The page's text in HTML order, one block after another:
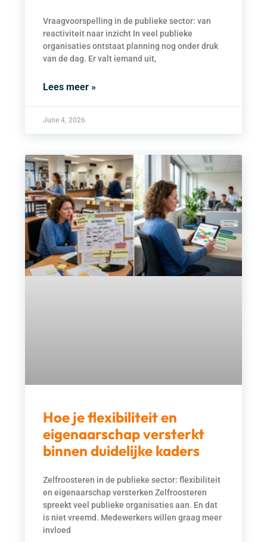
Vraagvoorspelling in de publieke sector: van
reactiviteit naar inzicht In veel publieke
organisaties ontstaat planning nog onder druk
van de dag. Er valt iemand uit,
Lees meer »
June 4, 2026
Hoe je flexibiliteit en
eigenaarschap versterkt
binnen duidelijke kaders
Zelfroosteren in de publieke sector: flexibiliteit
en eigenaarschap versterken Zelfroosteren
spreekt veel publieke organisaties aan. En dat
is niet vreemd. Medewerkers willen graag meer
invloed